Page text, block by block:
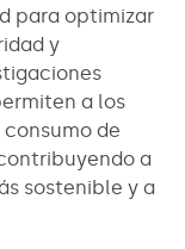
para optimizar
y
a los
de
a
sostenible y a